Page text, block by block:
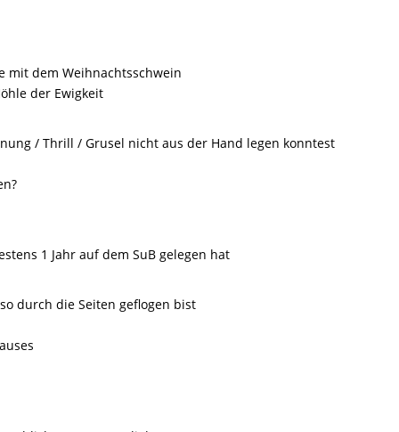
mit dem Weihnachtsschwein
der Ewigkeit
/ Thrill / Grusel nicht aus der Hand legen konntest
1 Jahr auf dem SuB gelegen hat
durch die Seiten geflogen bist